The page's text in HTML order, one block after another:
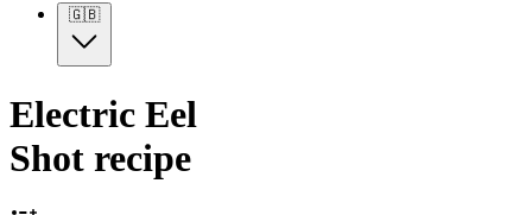
🇬🇧
Electric Eel
Shot recipe